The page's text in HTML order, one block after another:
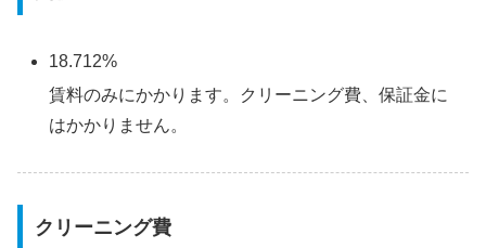
18.712%
賃料のみにかかります。クリーニング費、保証金に
はかかりません。
クリーニング費